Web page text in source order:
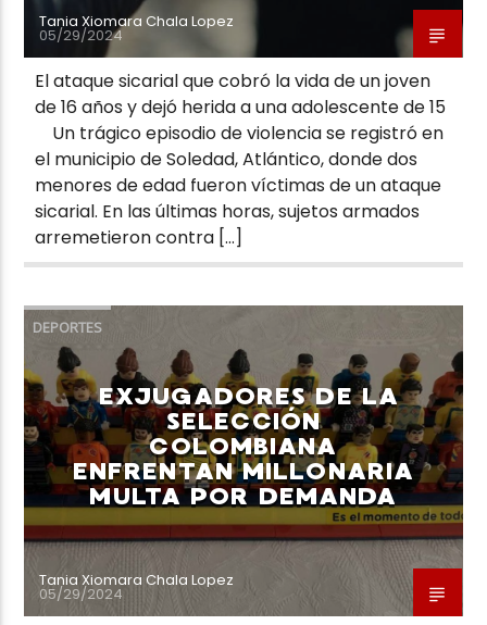
Tania Xiomara Chala Lopez
05/29/2024
El ataque sicarial que cobró la vida de un joven
de 16 años y dejó herida a una adolescente de 15
Un trágico episodio de violencia se registró en
el municipio de Soledad, Atlántico, donde dos
menores de edad fueron víctimas de un ataque
sicarial. En las últimas horas, sujetos armados
arremetieron contra […]
DEPORTES
EXJUGADORES DE LA
SELECCIÓN
COLOMBIANA
ENFRENTAN MILLONARIA
MULTA POR DEMANDA
Tania Xiomara Chala Lopez
05/29/2024